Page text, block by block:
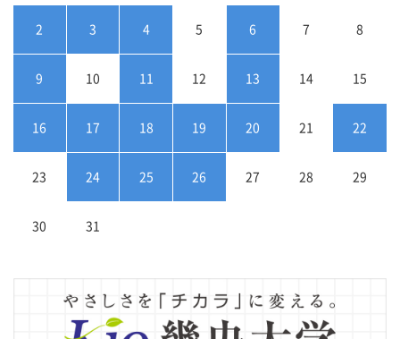
2 3 4 5 6 7 8
9 10 11 12 13 14 15
16 17 18 19 20 21 22
23 24 25 26 27 28 29
30 31